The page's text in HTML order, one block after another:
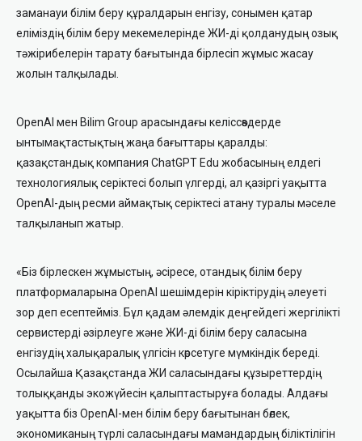
заманауи білім беру құралдарын енгізу, сонымен қатар
еліміздің білім беру мекемелерінде ЖИ-ді қолданудың озық
тәжірибелерін тарату бағытында бірлесіп жұмыс жасау
жолын талқылады.
OpenAI мен Bilim Group арасындағы келіссөздерде
ынтымақтастықтың жаңа бағыттары қаралды:
қазақстандық компания ChatGPT Edu жобасының елдегі
технологиялық серіктесі болып үлгерді, ал қазіргі уақытта
OpenAI-дың ресми аймақтық серіктесі атану туралы мәселе
талқыланып жатыр.
«Біз бірлескен жұмыстың, әсіресе, отандық білім беру
платформаларына OpenAI шешімдерін кіріктірудің әлеуеті
зор деп есептейміз. Бұл қадам әлемдік деңгейдегі жергілікті
сервистерді әзірлеуге және ЖИ-ді білім беру саласына
енгізудің халықаралық үлгісін көрсетуге мүмкіндік береді.
Осылайша Қазақстанда ЖИ саласындағы құзыреттердің
толыққанды экожүйесін қалыптастыруға болады. Алдағы
уақытта біз OpenAI-мен білім беру бағытынан бөлек,
экономиканың түрлі саласындағы мамандардың біліктілігін